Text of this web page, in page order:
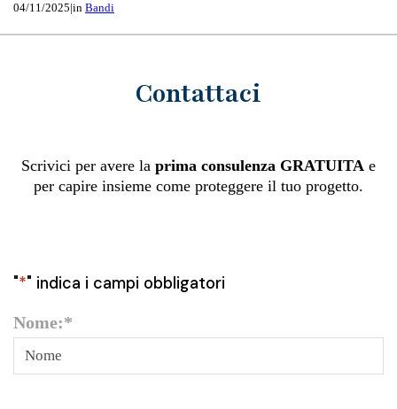
04/11/2025|in Bandi
Contattaci
Scrivici per avere la prima consulenza GRATUITA e
per capire insieme come proteggere il tuo progetto.
"*" indica i campi obbligatori
Nome:*